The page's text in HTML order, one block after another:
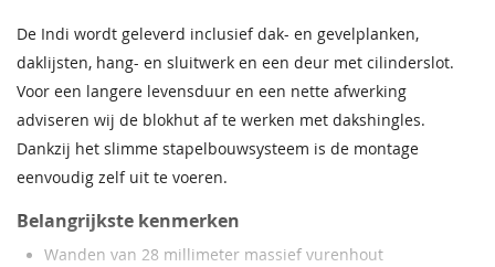
Garantie
Op dit product ontvangt u
5 jaar garantie.
Beglazing Enkelglas (4mm)
Dakmaat
Wandhoogte
De Indi wordt geleverd inclusief dak- en gevelplanken,
daklijsten, hang- en sluitwerk en een deur met cilinderslot.
Voor een langere levensduur en een nette afwerking
adviseren wij de blokhut af te werken met dakshingles.
Dankzij het slimme stapelbouwsysteem is de montage
eenvoudig zelf uit te voeren.
Belangrijkste kenmerken
Wanden van 28 millimeter massief vurenhout